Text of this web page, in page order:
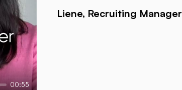
00:55
Liene, Recruiting Manager